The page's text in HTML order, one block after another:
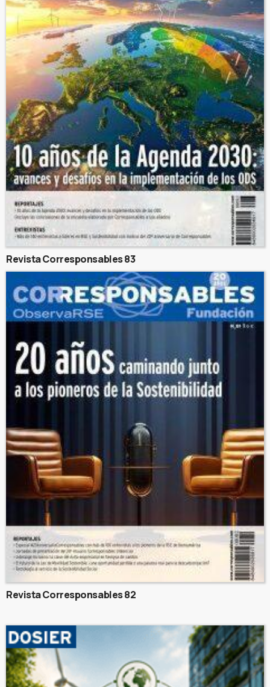
Revista Corresponsables 83
Revista Corresponsables 82